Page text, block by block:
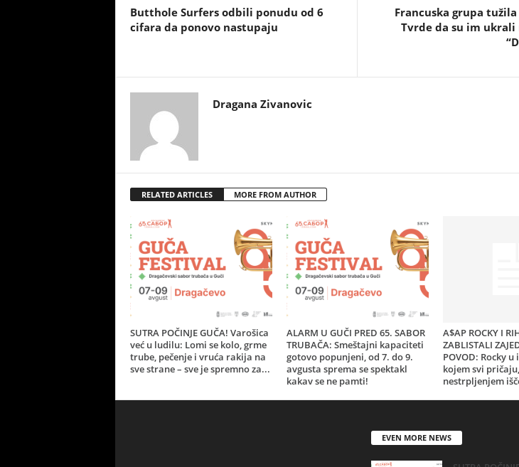
Butthole Surfers odbili ponudu od 6
cifara da ponovo nastupaju
Francuska grupa
Tvrde da su im ukrali
Dragana Zivanovic
RELATED ARTICLES MORE FROM AUTHOR
SUTRA POČINJE GUČA! Varošica
već u ludilu: Lomi se kolo, grme
trube, pečenje i vruća rakija na
sve strane – sve je spremno za...
ALARM U GUČI PRED 65. SABOR
TRUBAČA: Smeštajni kapaciteti
gotovo popunjeni, od 7. do 9.
avgusta sprema se spektakl
kakav se ne pamti!
A$AP ROCKY I
ZABLISTALI
POVOD: Rocky
kojem svi
nestrpljenjem
EVEN MORE NEWS